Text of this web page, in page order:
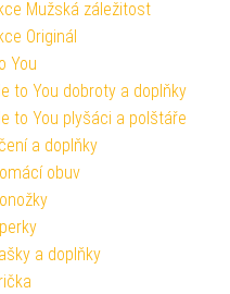
Mužská záležitost
Originál
You
to You dobroty a doplňky
to You plyšáci a polštáře
a doplňky
obuv
a doplňky